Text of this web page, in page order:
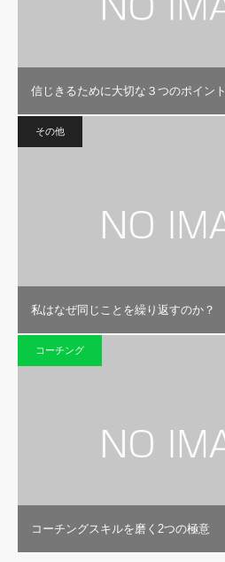
信じきるために大切な３つのポイント
その他
私はなぜ同じことを繰り返すのか？
コーチング
コーチングスキルを磨く2つの極意